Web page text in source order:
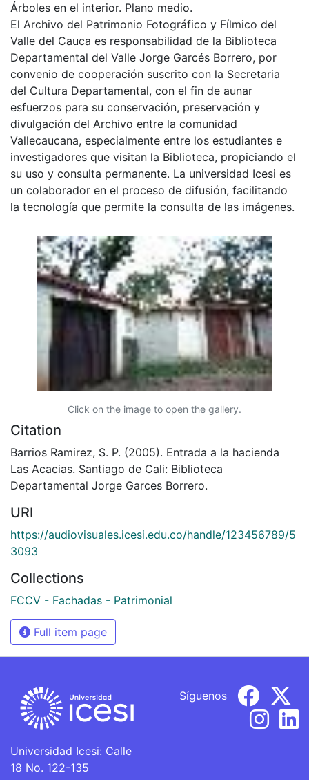
Árboles en el interior. Plano medio.
El Archivo del Patrimonio Fotográfico y Fílmico del
Valle del Cauca es responsabilidad de la Biblioteca
Departamental del Valle Jorge Garcés Borrero, por
convenio de cooperación suscrito con la Secretaria
del Cultura Departamental, con el fin de aunar
esfuerzos para su conservación, preservación y
divulgación del Archivo entre la comunidad
Vallecaucana, especialmente entre los estudiantes e
investigadores que visitan la Biblioteca, propiciando el
su uso y consulta permanente. La universidad Icesi es
un colaborador en el proceso de difusión, facilitando
la tecnología que permite la consulta de las imágenes.
Click on the image to open the gallery.
Citation
Barrios Ramirez, S. P. (2005). Entrada a la hacienda
Las Acacias. Santiago de Cali: Biblioteca
Departamental Jorge Garces Borrero.
URI
https://audiovisuales.icesi.edu.co/handle/123456789/5
3093
Collections
FCCV - Fachadas - Patrimonial
Full item page
Universidad Icesi: Calle
18 No. 122-135
Síguenos